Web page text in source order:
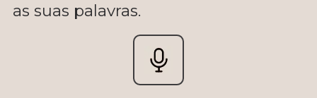
as suas palavras.